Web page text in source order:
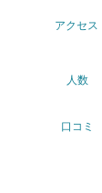
アクセス
人数
口コミ